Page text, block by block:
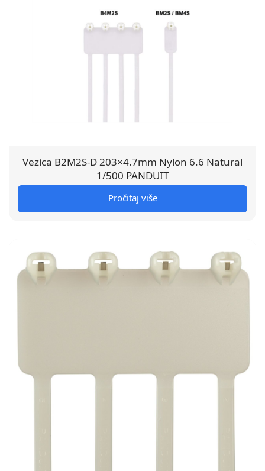
Vezica B2M2S-D 203×4.7mm Nylon 6.6 Natural
1/500 PANDUIT
Pročitaj više